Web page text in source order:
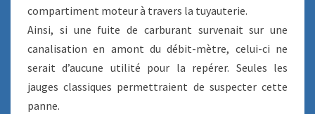
compartiment moteur à travers la tuyauterie.
Ainsi, si une fuite de carburant survenait sur une
canalisation en amont du débit-mètre, celui-ci ne
serait d’aucune utilité pour la repérer. Seules les
jauges classiques permettraient de suspecter cette
panne.